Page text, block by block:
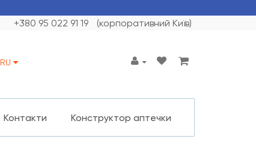
+380 95 022 91 19 (корпоративний Київ)
RU
Контакти Конструктор аптечки